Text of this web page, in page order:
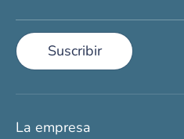
Suscribir
La empresa